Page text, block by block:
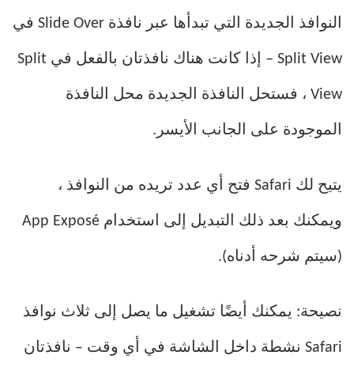
النوافذ الجديدة التي تبدأها عبر نافذة Slide Over في
Split View – إذا كانت هناك نافذتان بالفعل في Split
View ، فستحل النافذة الجديدة محل النافذة
الموجودة على الجانب الأيسر.
يتيح لك Safari فتح أي عدد تريده من النوافذ ،
ويمكنك بعد ذلك التبديل إلى استخدام App Exposé
(سيتم شرحه أدناه).
نصيحة: يمكنك أيضًا تشغيل ما يصل إلى ثلاث نوافذ
Safari نشطة داخل الشاشة في أي وقت – نافذتان